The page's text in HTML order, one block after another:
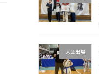
大会出場